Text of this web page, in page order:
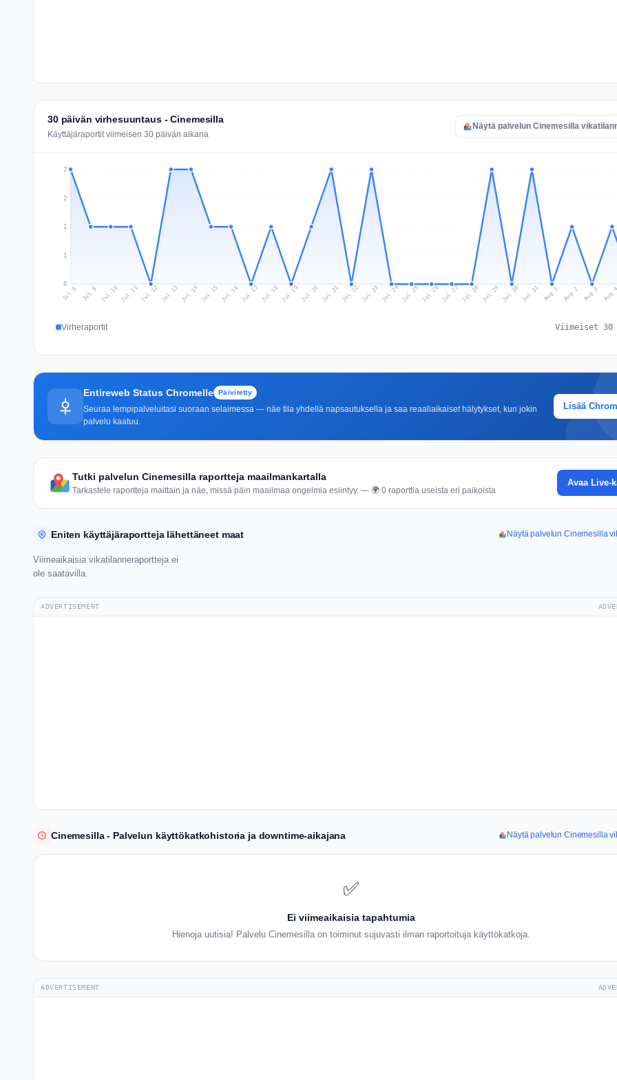
30 päivän virhesuuntaus - Cinemesilla
Käyttäjäraportit viimeisen 30 päivän aikana
Näytä palvelun Cinemesilla
0
1
1
2
2
Jul 8 Jul 9 Jul 10 Jul 11Jul 12 Jul 13 Jul 14 Jul 15 Jul 16Jul 17 Jul 18Jul 19 Jul 20 Jul 21 Jul 22 Jul 23 Jul 24Jul 25 Jul 26Jul 27 Jul 28 Jul 29 Jul 30 Jul 31 Aug 1 Aug 2 Aug 3 Aug 4
Virheraportit Viimeiset 30
Entireweb Status Chromelle Päivitetty
Seuraa lempipalveluitasi suoraan selaimessa — näe tila yhdellä napsautuksella ja saa reaaliaikaiset hälytykset, kun jokin
palvelu kaatuu.
Lisää
Tutki palvelun Cinemesilla raportteja maailmankartalla
Tarkastele raportteja maittain ja näe, missä päin maailmaa ongelmia esiintyy. — 🌍 0 raporttia useista eri paikoista
Avaa Live-
Eniten käyttäjäraportteja lähettäneet maat Näytä palvelun Cinemesilla
Viimeaikaisia vikatilanneraportteja ei
ole saatavilla.
ADVERTISEMENT
Cinemesilla - Palvelun käyttökatkohistoria ja downtime-aikajana Näytä palvelun Cinemesilla
✅
Ei viimeaikaisia tapahtumia
Hienoja uutisia! Palvelu Cinemesilla on toiminut sujuvasti ilman raportoituja käyttökatkoja.
ADVERTISEMENT